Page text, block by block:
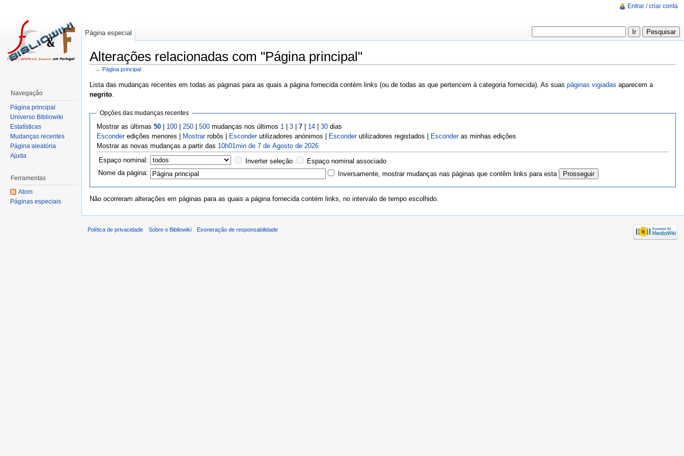
Alterações relacionadas com "Página principal"
← Página principal
Lista das mudanças recentes em todas as páginas para as quais a página fornecida contém links (ou de todas as que pertencem à categoria fornecida). As suas páginas vigiadas aparecem a
negrito
Opções das mudanças recentes
Mostrar as últimas 50| 100| 250| 500mudanças nos últimos 1 | 3| 7| 14| 30dias
Esconderedições menores | Mostrarrobôs | Esconderutilizadores anónimos | Esconderutilizadores registados | Esconderas minhas edições
Mostrar as novas mudanças a partir das 10h01min de 7 de Agosto de 2026
Espaço nominal:
Inverter seleção
Espaço nominal associado
Nome da página:
Inversamente, mostrar mudanças nas páginas que contêm links para esta
Não ocorreram alterações em páginas para as quais a página fornecida contém links, no intervalo de tempo escolhido.
Entrar / criar conta
Página especial
Navegação
Página principal
Universo Bibliowiki
Estatísticas
Mudanças recentes
Página aleatória
Ajuda
Ferramentas
Atom
Páginas especiais
Política de privacidade Sobre o Bibliowiki Exoneração de responsabilidade